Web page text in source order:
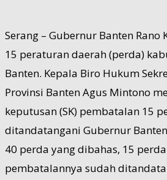
Serang – Gubernur Banten
15 peraturan daerah (perda)
Banten. Kepala Biro Hukum
Provinsi Banten Agus Mintono
keputusan (SK) pembatalan 15
ditandatangani Gubernur Banten
40 perda yang dibahas, 15
pembatalannya sudah